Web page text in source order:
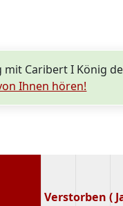
Caribert I König
Ihnen hören!
Verstorben (